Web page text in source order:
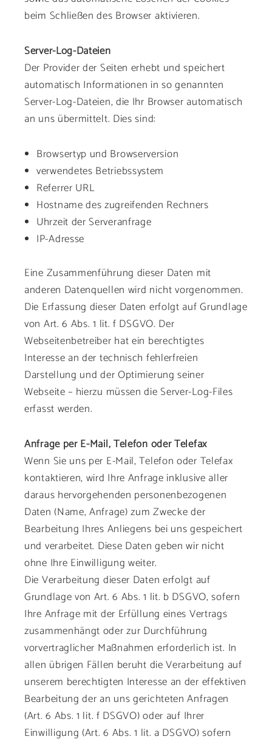
beim Schließen des Browser aktivieren.
Server-Log-Dateien
Der Provider der Seiten erhebt und speichert
automatisch Informationen in so genannten
Server-Log-Dateien, die Ihr Browser automatisch
an uns übermittelt. Dies sind:
Browsertyp und Browserversion
verwendetes Betriebssystem
Referrer URL
Hostname des zugreifenden Rechners
Uhrzeit der Serveranfrage
IP-Adresse
Eine Zusammenführung dieser Daten mit
anderen Datenquellen wird nicht vorgenommen.
Die Erfassung dieser Daten erfolgt auf Grundlage
von Art. 6 Abs. 1 lit. f DSGVO. Der
Webseitenbetreiber hat ein berechtigtes
Interesse an der technisch fehlerfreien
Darstellung und der Optimierung seiner
Webseite – hierzu müssen die Server-Log-Files
erfasst werden.
Anfrage per E-Mail, Telefon oder Telefax
Wenn Sie uns per E-Mail, Telefon oder Telefax
kontaktieren, wird Ihre Anfrage inklusive aller
daraus hervorgehenden personenbezogenen
Daten (Name, Anfrage) zum Zwecke der
Bearbeitung Ihres Anliegens bei uns gespeichert
und verarbeitet. Diese Daten geben wir nicht
ohne Ihre Einwilligung weiter.
Die Verarbeitung dieser Daten erfolgt auf
Grundlage von Art. 6 Abs. 1 lit. b DSGVO, sofern
Ihre Anfrage mit der Erfüllung eines Vertrags
zusammenhängt oder zur Durchführung
vorvertraglicher Maßnahmen erforderlich ist. In
allen übrigen Fällen beruht die Verarbeitung auf
unserem berechtigten Interesse an der effektiven
Bearbeitung der an uns gerichteten Anfragen
(Art. 6 Abs. 1 lit. f DSGVO) oder auf Ihrer
Einwilligung (Art. 6 Abs. 1 lit. a DSGVO) sofern